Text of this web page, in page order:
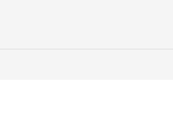
Gosberg